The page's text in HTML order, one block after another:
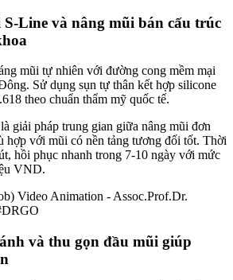
Line và nâng mũi bán cấu trúc
mũi tự nhiên với đường cong mềm mại
Sử dụng sụn tự thân kết hợp silicone
theo chuẩn thẩm mỹ quốc tế.
giải pháp trung gian giữa nâng mũi đơn
hợp với mũi có nền tảng tương đối tốt. Thời
hồi phục nhanh trong 7-10 ngày với mức
VND.
và thu gọn đầu mũi giúp